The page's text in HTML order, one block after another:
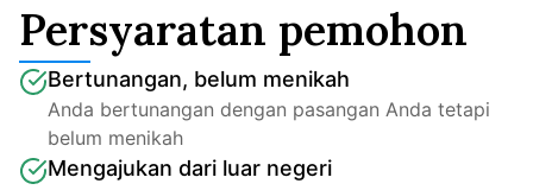
Persyaratan pemohon
Bertunangan, belum menikah
Anda bertunangan dengan pasangan Anda tetapi
belum menikah
Mengajukan dari luar negeri